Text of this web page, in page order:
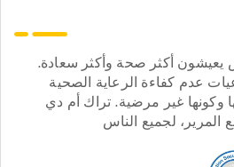
أكثر صحة وأكثر سعادة.
عدم كفاءة الرعاية الصحية
وكونها غير مرضية. تراك أم دي
لجميع الناس